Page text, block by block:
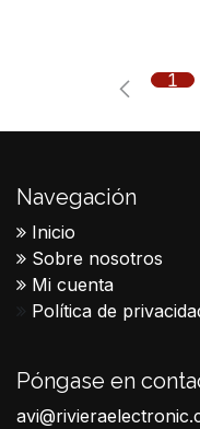
1
Navegación
Inicio
Sobre nosotros
Mi cuenta
Política de
Póngase en